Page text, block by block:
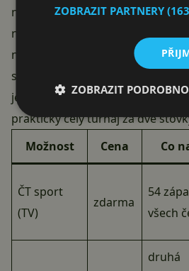
nejdražší sportovní tarify
navíc mohou aktivovat 7 dní na
nutností zadat kartu a včas
skupinová fáze trvá od 11. do 27.
jedním měsíčním předplatným
prakticky celý turnaj za dvě
Možnost
Cena Co
ČT sport
(TV)
zdarma
54
všech
druhá
ZOBRAZIT PARTNERY
ZOBRAZIT